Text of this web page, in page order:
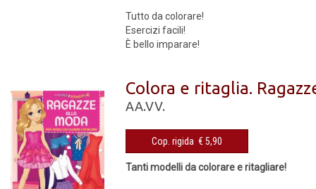
Tutto da colorare!
Esercizi facili!
È bello imparare!
Colora e ritaglia.
AA.VV.
Cop. rigida € 5,90
Tanti modelli da colorare e ritagliare!